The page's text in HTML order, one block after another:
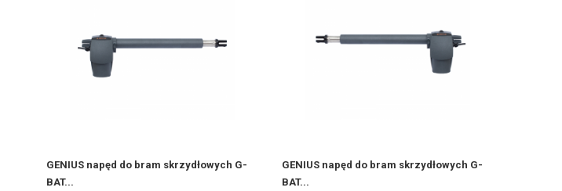
GENIUS napęd do bram skrzydłowych G-
BAT...
GENIUS napęd do bram skrzydłowych G-
BAT...